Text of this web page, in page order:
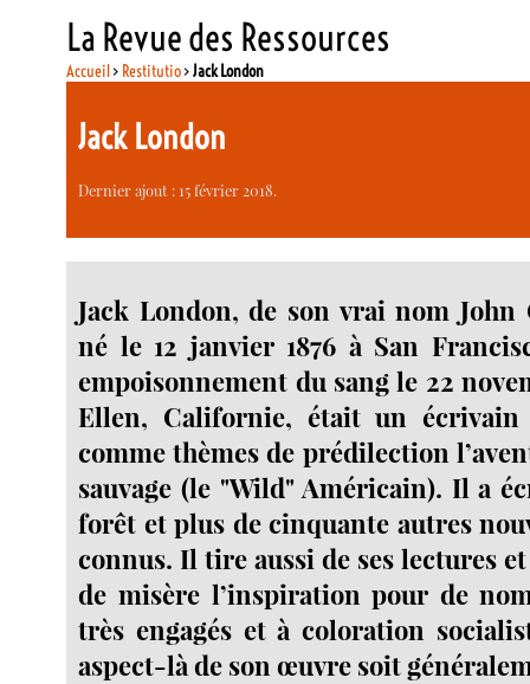
La Revue des Ressources
Accueil> Restitutio>Jack London
Jack London
Dernier ajout : 15 février 2018.
Jack London, de son vrai nom
né le 12 janvier 1876 à San
empoisonnement du sang le 22
Ellen, Californie, était un écrivain
comme thèmes de prédilection
sauvage (le "Wild" Américain). Il a
forêt et plus de cinquante autres
connus. Il tire aussi de ses lectures
de misère l’inspiration pour de
très engagés et à coloration
aspect-là de son œuvre soit